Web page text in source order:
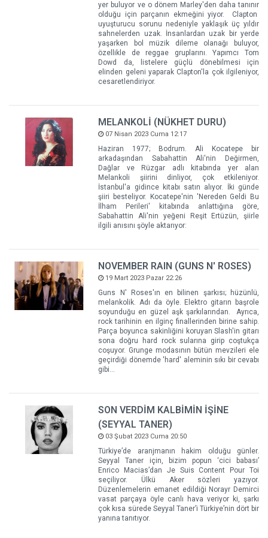
yer buluyor ve o dönem Marley'den daha tanınır
olduğu için parçanın ekmeğini yiyor. Clapton
uyuşturucu sorunu nedeniyle yaklaşık üç yıldır
sahnelerden uzak. İnsanlardan uzak bir yerde
yaşarken bol müzik dileme olanağı buluyor,
özellikle de reggae gruplarını. Yapımcı Tom
Dowd da, listelere güçlü dönebilmesi için
elinden geleni yaparak Clapton'la çok ilgileniyor,
cesaretlendiriyor.
MELANKOLİ (NÜKHET DURU)
07 Nisan 2023 Cuma 12:17
Haziran 1977; Bodrum. Ali Kocatepe bir
arkadaşından Sabahattin Ali'nin Değirmen,
Dağlar ve Rüzgar adlı kitabında yer alan
Melankoli şiirini dinliyor, çok etkileniyor.
İstanbul'a gidince kitabı satın alıyor. İki günde
şiiri besteliyor. Kocatepe'nin 'Nereden Geldi Bu
İlham Perileri' kitabında anlattığına göre,
Sabahattin Ali'nin yeğeni Reşit Ertüzün, şiirle
ilgili anısını şöyle aktarıyor:
NOVEMBER RAIN (GUNS N' ROSES)
19 Mart 2023 Pazar 22:26
Guns N' Roses'ın en bilinen şarkısı; hüzünlü,
melankolik. Adı da öyle. Elektro gitarın başrole
soyunduğu en güzel aşk şarkılarından. Ayrıca,
rock tarihinin en ilginç finallerinden birine sahip.
Parça boyunca sakinliğini koruyan Slash'in gitarı
sona doğru hard rock sularına girip coştukça
coşuyor. Grunge modasının bütün mevzileri ele
geçirdiği dönemde 'hard' aleminin sıkı bir cevabı
gibi...
SON VERDİM KALBİMİN İŞİNE
(SEYYAL TANER)
03 Şubat 2023 Cuma 20:50
Türkiye’de aranjmanın hakim olduğu günler.
Seyyal Taner için, bizim popun ‘cici babası’
Enrico Macias’dan Je Suis Content Pour Toi
seçiliyor. Ülkü Aker sözleri yazıyor.
Düzenlemelerin emanet edildiği Norayr Demirci
vasat parçaya öyle canlı hava veriyor ki, şarkı
çok kısa sürede Seyyal Taner’i Türkiye’nin dört bir
yanına tanıtıyor.